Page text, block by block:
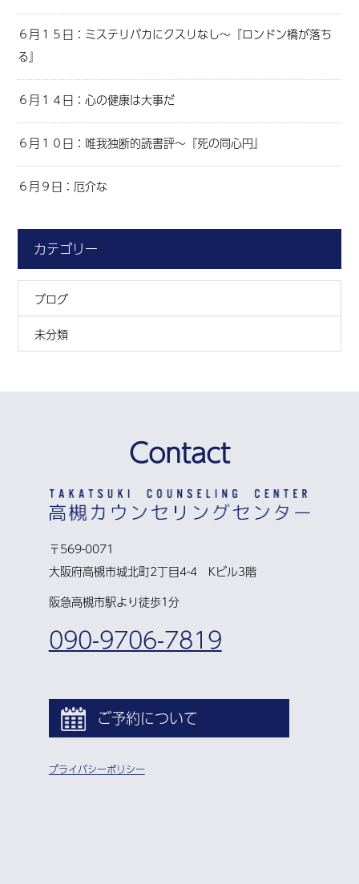
６月１５日：ミステリバカにクスリなし～『ロンドン橋が落ち
る』
６月１４日：心の健康は大事だ
６月１０日：唯我独断的読書評～『死の同心円』
６月９日：厄介な
カテゴリー
ブログ
未分類
Contact
〒569-0071
大阪府高槻市城北町2丁目4-4 Kビル3階
阪急高槻市駅より徒歩1分
090-9706-7819
ご予約について
プライバシーポリシー